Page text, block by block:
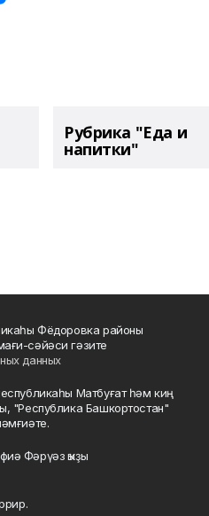
Рубрика "Еда и
напитки"
Фёдоровка районы
сәйәси гәзите
данных
Матбуғат һәм киң
"Республика Башкортостан"
Фәрүәз ҡыҙы